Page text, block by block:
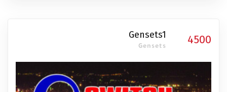
Gensets1
Gensets
4500